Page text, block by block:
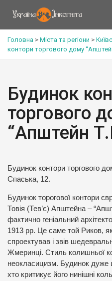
Головна > Міста та регіони >
контори торгового дому
Будинок
торгового
“Апштейн
Будинок контори торгового
Спаська, 12.
Будинок торогової контори
Товія (Тев’є) Апштейна –
фактично геніальний
1913 рр. Це саме той Риков,
спроектував і звів
Жмеринці. Стиль колишньої
неокласицизм. Будинок дуже
хто критикує його нинішні